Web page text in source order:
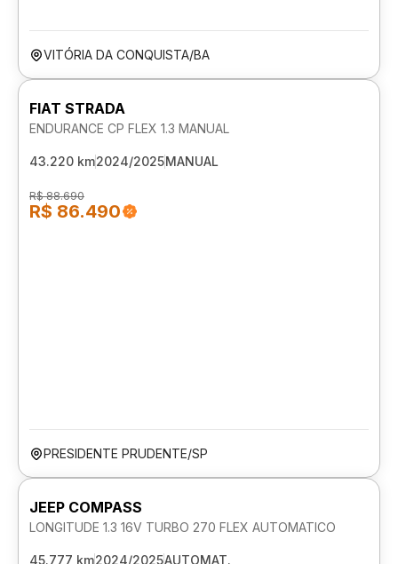
VITÓRIA DA CONQUISTA/BA
FIAT STRADA
ENDURANCE CP FLEX 1.3 MANUAL
43.220 km2024/2025MANUAL
R$ 88.690
R$ 86.490
PRESIDENTE PRUDENTE/SP
JEEP COMPASS
LONGITUDE 1.3 16V TURBO 270 FLEX AUTOMATICO
45.777 km2024/2025AUTOMAT.